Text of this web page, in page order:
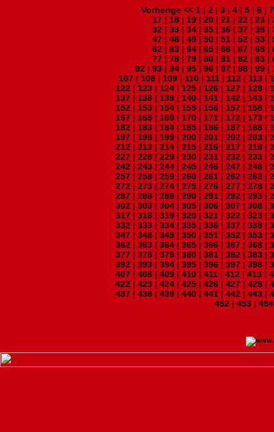
: Vorherige << 1 | 2 | 3 | 4 | 5 | 6 | 7
17 | 18 | 19 | 20 | 21 | 22 | 23 |
32 | 33 | 34 | 35 | 36 | 37 | 38 |
47 | 48 | 49 | 50 | 51 | 52 | 53 |
62 | 63 | 64 | 65 | 66 | 67 | 68 |
77 | 78 | 79 | 80 | 81 | 82 | 83 |
92 | 93 | 94 | 95 | 96 | 97 | 98 | 99 |
107 | 108 | 109 | 110 | 111 | 112 | 113 |
122 | 123 | 124 | 125 | 126 | 127 | 128 |
137 | 138 | 139 | 140 | 141 | 142 | 143 |
152 | 153 | 154 | 155 | 156 | 157 | 158 |
167 | 168 | 169 | 170 | 171 | 172 | 173 |
182 | 183 | 184 | 185 | 186 | 187 | 188 |
197 | 198 | 199 |200 |201 |202 |203 |
212 | 213 | 214 | 215 | 216 | 217 | 218 |
227 | 228 | 229 | 230 | 231 | 232 | 233 |
242 | 243 | 244 | 245 | 246 | 247 | 248 |
257 | 258 | 259 | 260 | 261 | 262 | 263 |
272 | 273 | 274 | 275 | 276 | 277 | 278 |
287 | 288 | 289 | 290 | 291 | 292 | 293 |
302 |303 |304 |305 |306 |307 |308 |
317 | 318 | 319 | 320 | 321 | 322 | 323 |
332 | 333 | 334 | 335 | 336 | 337 | 338 |
347 | 348 | 349 | 350 | 351 | 352 | 353 |
362 | 363 | 364 | 365 | 366 | 367 | 368 |
377 | 378 | 379 | 380 | 381 | 382 | 383 |
392 | 393 | 394 | 395 | 396 | 397 | 398 |
407 |408 |409 |410 |411 |412 |413 |
422 | 423 | 424 | 425 | 426 | 427 | 428 |
437 | 438 | 439 | 440 | 441 | 442 | 443 |
452 | 453 | 454